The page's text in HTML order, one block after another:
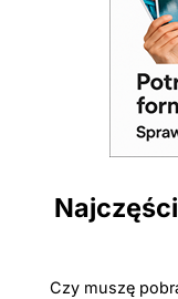
Czy muszę